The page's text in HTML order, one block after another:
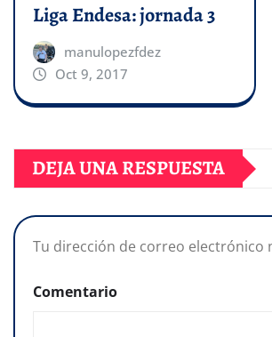
Liga Endesa: jornada 3
manulopezfdez
Oct 9, 2017
DEJA UNA RESPUESTA
Tu dirección de correo electrónico
Comentario